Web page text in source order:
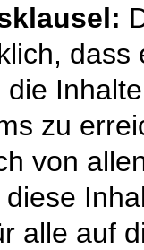
zu
von
alle auf